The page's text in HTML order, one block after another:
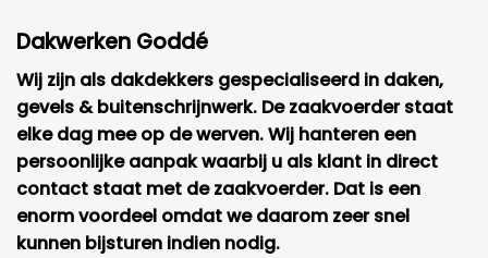
Dakwerken Goddé
Wij zijn als dakdekkers gespecialiseerd in daken,
gevels & buitenschrijnwerk. De zaakvoerder staat
elke dag mee op de werven. Wij hanteren een
persoonlijke aanpak waarbij u als klant in direct
contact staat met de zaakvoerder. Dat is een
enorm voordeel omdat we daarom zeer snel
kunnen bijsturen indien nodig.